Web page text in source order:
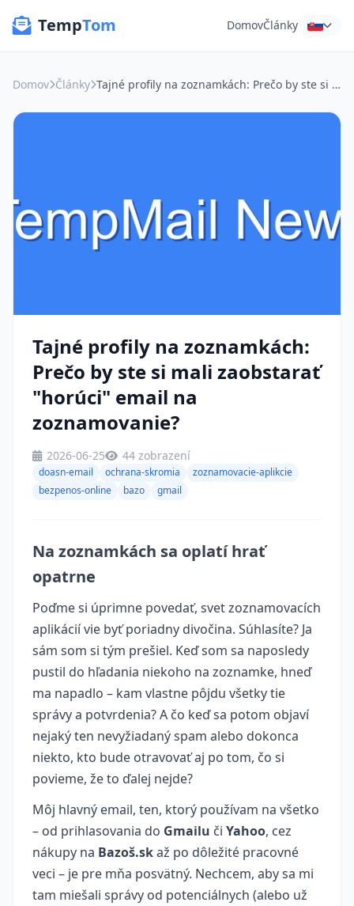
TempTom DomovČlánky
Domov Články Tajné profily na zoznamkách: Prečo by ste si mali zaobstarať "horúci" email na zoznamovanie?
Tajné profily na zoznamkách:
Prečo by ste si mali zaobstarať
"horúci" email na
zoznamovanie?
2026-06-25 44 zobrazení
doasn-email ochrana-skromia
zoznamovacie-aplikcie
bezpenos-online
bazo gmail
Na zoznamkách sa oplatí hrať
opatrne
Poďme si úprimne povedať, svet zoznamovacích
aplikácií vie byť poriadny divočina. Súhlasíte? Ja
sám som si tým prešiel. Keď som sa naposledy
pustil do hľadania niekoho na zoznamke, hneď
ma napadlo – kam vlastne pôjdu všetky tie
správy a potvrdenia? A čo keď sa potom objaví
nejaký ten nevyžiadaný spam alebo dokonca
niekto, kto bude otravovať aj po tom, čo si
povieme, že to ďalej nejde?
Môj hlavný email, ten, ktorý používam na všetko
– od prihlasovania do Gmailu či Yahoo, cez
nákupy na Bazoš.skaž po dôležité pracovné
veci – je pre mňa posvätný. Nechcem, aby sa mi
tam miešali správy od potenciálnych (alebo už